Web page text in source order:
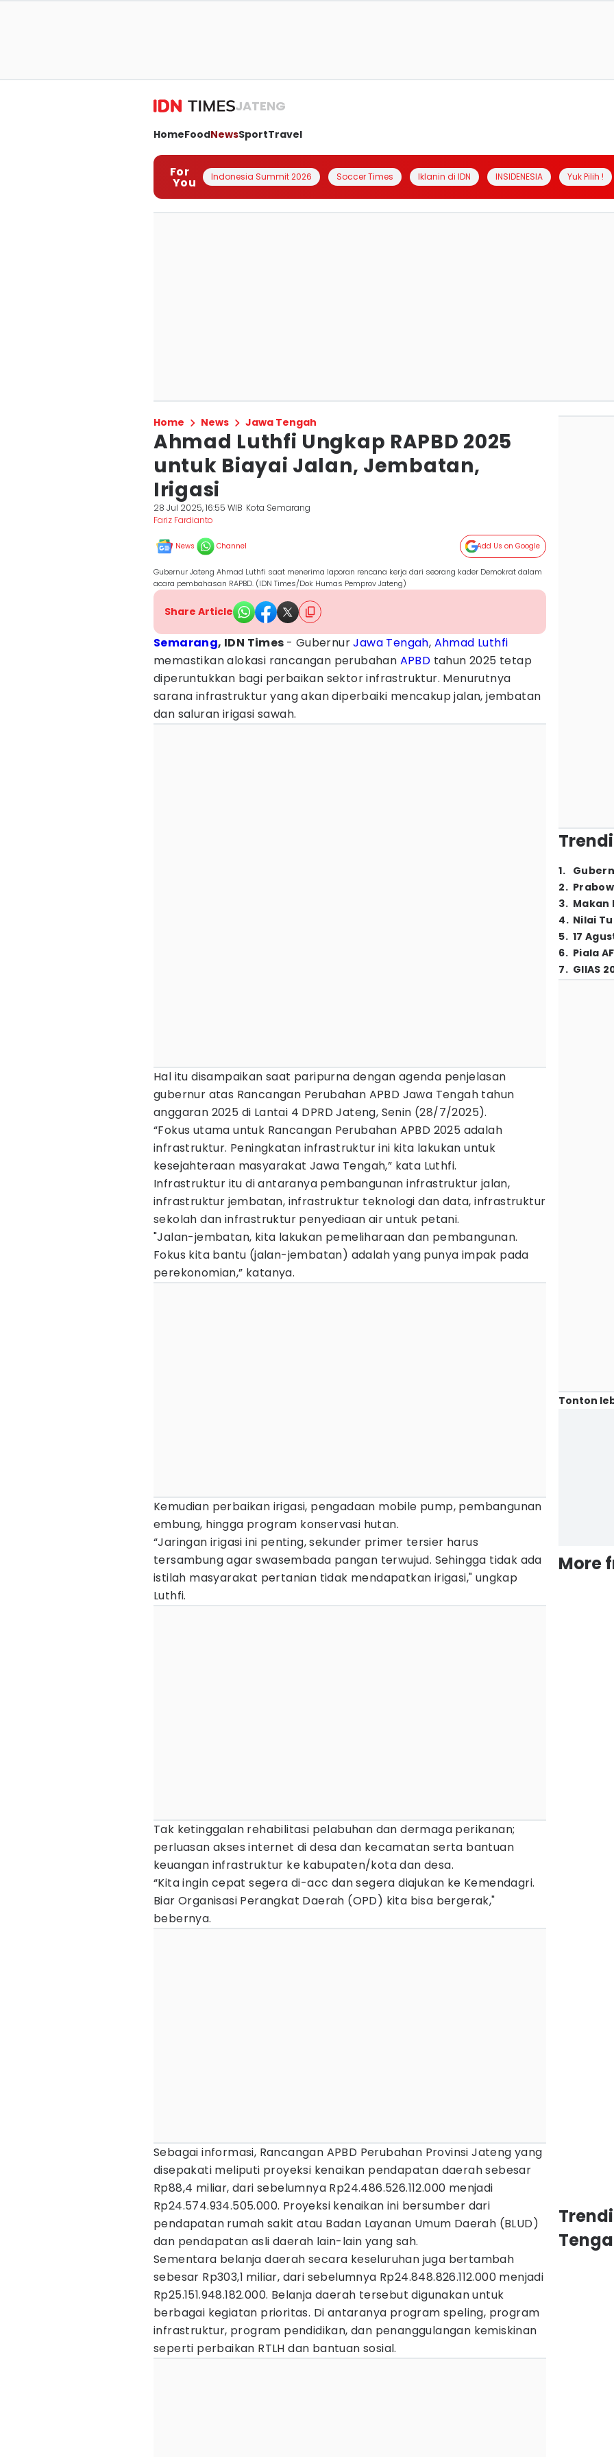
JATENG
HomeFoodNewsSportTravel
For
You Indonesia Summit 2026 Soccer Times Iklanin di IDN INSIDENESIA Yuk Pilih !
Home News Jawa Tengah
Ahmad Luthfi Ungkap RAPBD 2025
untuk Biayai Jalan, Jembatan,
Irigasi
28 Jul 2025, 16:55 WIB Kota Semarang
Fariz Fardianto
News Channel Add Us on Google
Gubernur Jateng Ahmad Luthfi saat menerima laporan rencana kerja dari seorang kader Demokrat dalam
acara pembahasan RAPBD. (IDN Times/Dok Humas Pemprov Jateng)
Share Article
Semarang, IDN Times - GubernurJawa Tengah, Ahmad Luthfi
memastikan alokasi rancangan perubahan APBD tahun 2025 tetap
diperuntukkan bagi perbaikan sektor infrastruktur. Menurutnya
sarana infrastruktur yang akan diperbaiki mencakup jalan, jembatan
dan saluran irigasi sawah.
Hal itu disampaikan saat paripurna dengan agenda penjelasan
gubernur atas Rancangan Perubahan APBD Jawa Tengah tahun
anggaran 2025 di Lantai 4 DPRD Jateng, Senin (28/7/2025).
“Fokus utama untuk Rancangan Perubahan APBD 2025 adalah
infrastruktur. Peningkatan infrastruktur ini kita lakukan untuk
kesejahteraan masyarakat Jawa Tengah,” kata Luthfi.
Infrastruktur itu di antaranya pembangunan infrastruktur jalan,
infrastruktur jembatan, infrastruktur teknologi dan data, infrastruktur
sekolah dan infrastruktur penyediaan air untuk petani.
"Jalan-jembatan, kita lakukan pemeliharaan dan pembangunan.
Fokus kita bantu (jalan-jembatan) adalah yang punya impak pada
perekonomian,” katanya.
Kemudian perbaikan irigasi, pengadaan mobile pump, pembangunan
embung, hingga program konservasi hutan.
“Jaringan irigasi ini penting, sekunder primer tersier harus
tersambung agar swasembada pangan terwujud. Sehingga tidak ada
istilah masyarakat pertanian tidak mendapatkan irigasi," ungkap
Luthfi.
Tak ketinggalan rehabilitasi pelabuhan dan dermaga perikanan;
perluasan akses internet di desa dan kecamatan serta bantuan
keuangan infrastruktur ke kabupaten/kota dan desa.
“Kita ingin cepat segera di-acc dan segera diajukan ke Kemendagri.
Biar Organisasi Perangkat Daerah (OPD) kita bisa bergerak,"
bebernya.
Sebagai informasi, Rancangan APBD Perubahan Provinsi Jateng yang
disepakati meliputi proyeksi kenaikan pendapatan daerah sebesar
Rp88,4 miliar, dari sebelumnya Rp24.486.526.112.000 menjadi
Rp24.574.934.505.000. Proyeksi kenaikan ini bersumber dari
pendapatan rumah sakit atau Badan Layanan Umum Daerah (BLUD)
dan pendapatan asli daerah lain-lain yang sah.
Sementara belanja daerah secara keseluruhan juga bertambah
sebesar Rp303,1 miliar, dari sebelumnya Rp24.848.826.112.000 menjadi
Rp25.151.948.182.000. Belanja daerah tersebut digunakan untuk
berbagai kegiatan prioritas. Di antaranya program speling, program
infrastruktur, program pendidikan, dan penanggulangan kemiskinan
seperti perbaikan RTLH dan bantuan sosial.
1.
2.
3. Makan
4. Nilai
5. 17
6. Piala
7. GIIAS
Tonton
More